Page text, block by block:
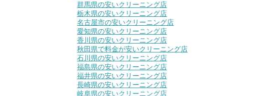
群馬県の安いクリーニング店
栃木県の安いクリーニング店
名古屋市の安いクリーニング店
愛知県の安いクリーニング店
香川県の安いクリーニング店
秋田県で料金が安いクリーニング店
石川県の安いクリーニング店
福島県の安いクリーニング店
福井県の安いクリーニング店
長崎県の安いクリーニング店
岐阜県の安いクリーニング店